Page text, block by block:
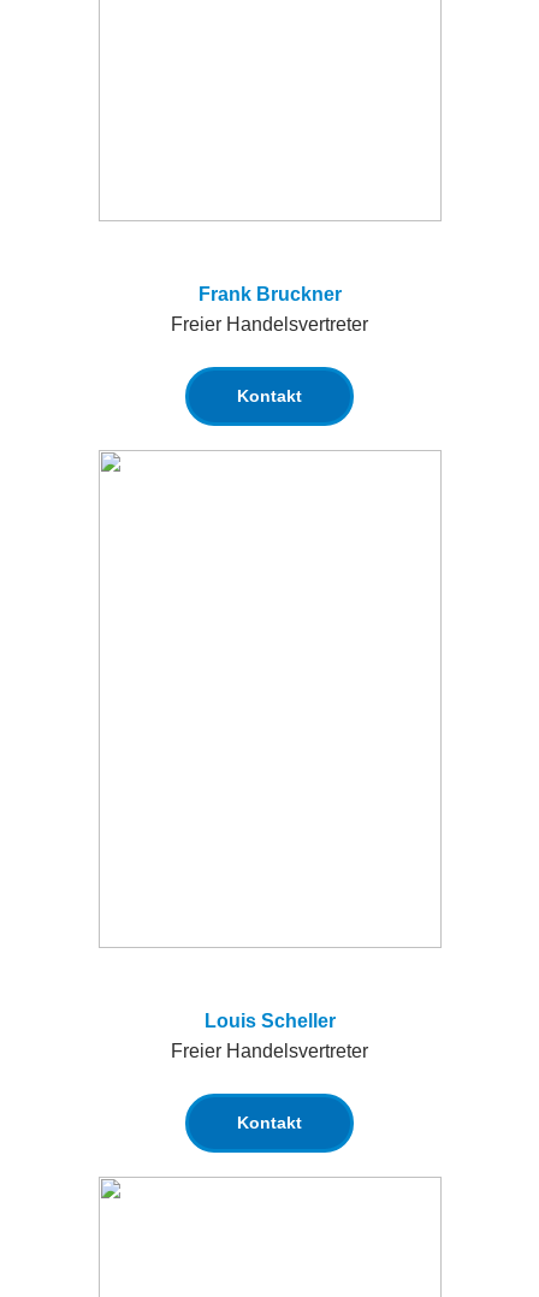
Frank Bruckner
Freier Handelsvertreter
Kontakt
Louis Scheller
Freier Handelsvertreter
Kontakt